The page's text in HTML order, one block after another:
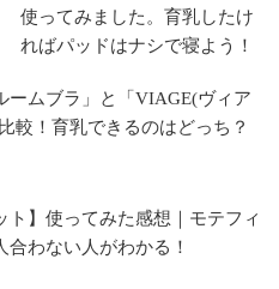
使ってみました。育乳したけ
ればパッドはナシで寝よう！
ームブラ」と「VIAGE(ヴィア
較！育乳できるのはどっち？
ト】使ってみた感想｜モテフィ
合わない人がわかる！